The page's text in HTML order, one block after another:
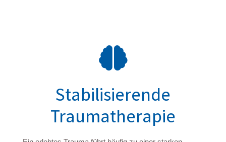

Stabilisierende
Traumatherapie